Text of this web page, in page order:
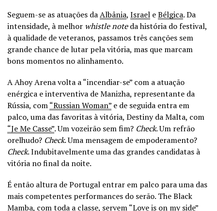
Seguem-se as atuações daAlbânia, Israel eBélgica. Da
intensidade, à melhor whistle noteda história do festival,
à qualidade de veteranos, passamos três canções sem
grande chance de lutar pela vitória, mas que marcam
bons momentos no alinhamento.
A Ahoy Arena volta a “incendiar-se” com a atuação
enérgica e interventiva de Manizha, representante da
Rússia, com“Russian Woman” e de seguida entra em
palco, uma das favoritas à vitória, Destiny da Malta, com
“Je Me Casse”. Um vozeirão sem fim? Check. Um refrão
orelhudo? Check. Uma mensagem de empoderamento?
Check. Indubitavelmente uma das grandes candidatas à
vitória no final da noite.
É então altura de Portugal entrar em palco para uma das
mais competentes performances do serão. The Black
Mamba, com toda a classe, servem“Love is on my side”